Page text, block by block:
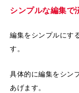
シンプルな編集で
編集をシンプルにす
す。
具体的に編集をシン
あげます。